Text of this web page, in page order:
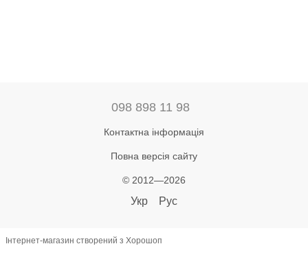
098 898 11 98
Контактна інформація
Повна версія сайту
© 2012—2026
Укр Рус
Інтернет-магазин створений з Хорошоп